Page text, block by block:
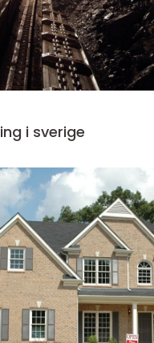
i sverige